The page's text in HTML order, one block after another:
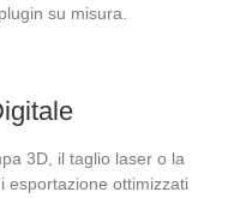
su misura.
3D, il taglio laser o la
esportazione ottimizzati